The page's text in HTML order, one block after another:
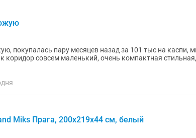
покупалась пару месяцев назад за 101 тыс на каспи,
коридор совсем маленький, очень компактная
Miks Прага, 200х219х44 см, белый